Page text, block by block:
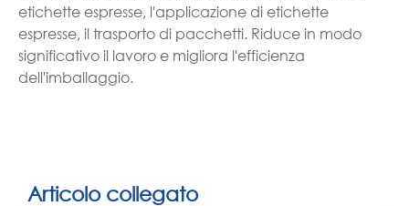
etichette espresse, l'applicazione di etichette
espresse, il trasporto di pacchetti. Riduce in modo
significativo il lavoro e migliora l'efficienza
dell'imballaggio.
Articolo collegato